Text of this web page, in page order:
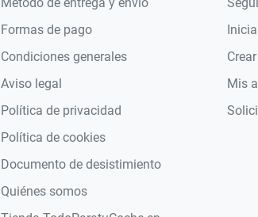
Formas de pago
Condiciones generales
Aviso legal
Política de privacidad
Política de cookies
Documento de desistimiento
Quiénes somos
Mis